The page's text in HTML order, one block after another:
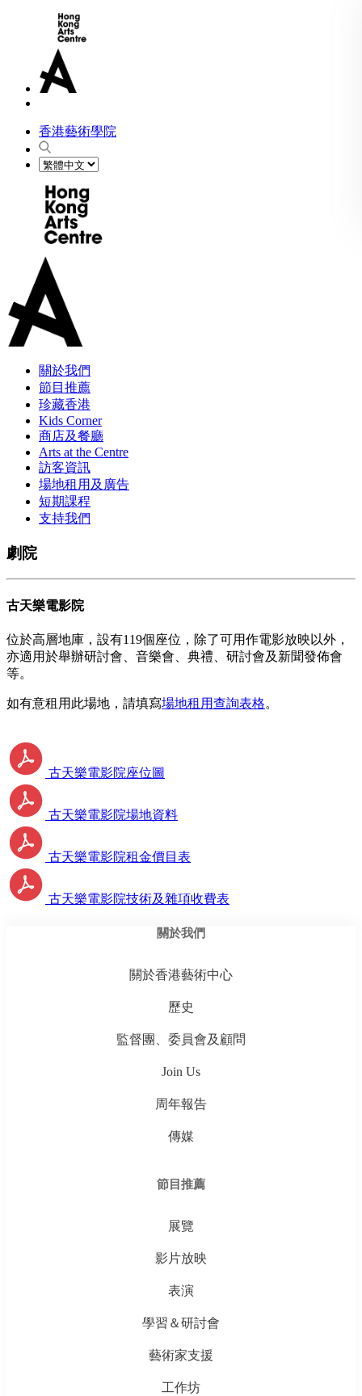
香港藝術學院
關於我們
節目推薦
珍藏香港
Kids Corner
商店及餐廳
Arts at the Centre
訪客資訊
場地租用及廣告
短期課程
支持我們
劇院
古天樂電影院
位於高層地庫，設有119個座位，除了可用作電影放映以外，
亦適用於舉辦研討會、音樂會、典禮、研討會及新聞發佈會
等。
如有意租用此場地，請填寫場地租 用查詢表格。
古天樂電影院座位圖
古天樂電影院場地資料
古天樂電影院租金價目表
古天樂電影院技術及雜項收費表
關於我們
關於香港藝術中心
歷史
監督團、委員會及顧問
Join Us
周年報告
傳媒
節目推薦
展覽
影片放映
表演
學習＆研討會
藝術家支援
工作坊